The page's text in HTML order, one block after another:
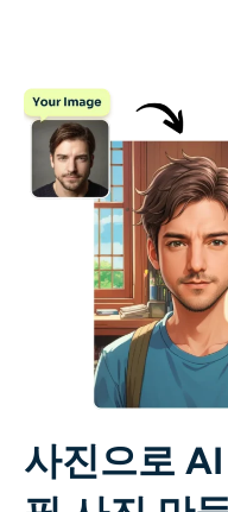
AI 스타일 이미지 생성기
인물 사진 도구
헤어스타일 체인저
옷 교환기
AI 베이비
헤드샷 생성기 프로
사진으로